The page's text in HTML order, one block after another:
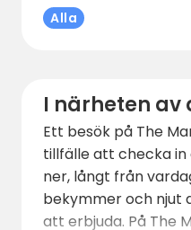
ordnas.
Alla
I närheten
Ett besök på The
tillfälle att checka in
ner, långt från
bekymmer och njut
att erbjuda. På The